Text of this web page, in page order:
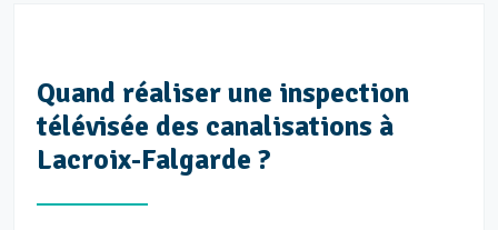
Quand réaliser une inspection
télévisée des canalisations à
Lacroix-Falgarde ?